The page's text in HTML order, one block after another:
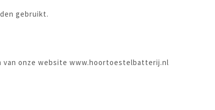
gebruikt.
van onze website www.hoortoestelbatterij.nl